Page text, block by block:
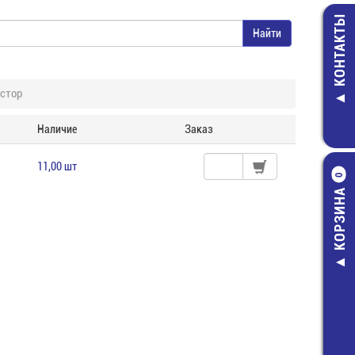
КОНТАКТЫ
КОРЗИНА
0
Наличие Заказ
11,00 шт